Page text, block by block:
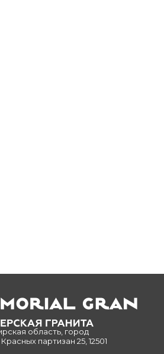
область, город
партизан 25, 12501